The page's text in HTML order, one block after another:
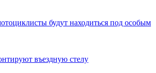
будут находиться под особым
въездную стелу